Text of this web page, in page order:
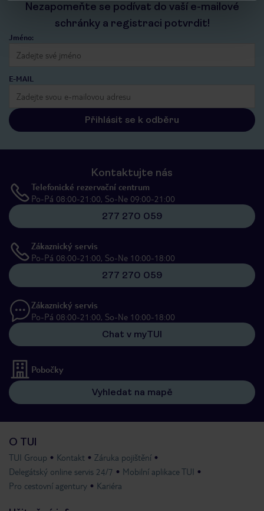
Nezapomeňte se podívat do vaší e-mailové
schránky a registraci potvrdit!
Jméno:
E-MAIL
Přihlásit se k odběru
Kontaktujte nás
Telefonické rezervační centrum
Po-Pá 08:00-21:00, So-Ne 09:00-21:00
277 270 059
Zákaznický servis
Po-Pá 08:00-21:00, So-Ne 10:00-18:00
277 270 059
Zákaznický servis
Po-Pá 08:00-21:00, So-Ne 10:00-18:00
Chat v myTUI
Pobočky
Vyhledat na mapě
O TUI
TUI Group Kontakt
Záruka pojištění
Delegátský online servis 24/7
Mobilní aplikace TUI
Pro cestovní agentury
Kariéra